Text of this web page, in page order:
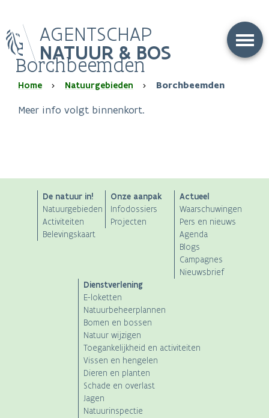
en
naar
inhoud
gaan
AGENTSCHAP
NATUUR & BOS
Borchbeemden
Kruimelpad
Home Natuurgebieden Borchbeemden
Meer info volgt binnenkort.
ANB
Main
navigation
De natuur in!
Natuurgebieden
Activiteiten
Belevingskaart
Onze aanpak
Infodossiers
Projecten
Actueel
Waarschuwingen
Pers en nieuws
Agenda
Blogs
Campagnes
Nieuwsbrief
Dienstverlening
E-loketten
Natuurbeheerplannen
Bomen en bossen
Natuur wijzigen
Toegankelijkheid en activiteiten
Vissen en hengelen
Dieren en planten
Schade en overlast
Jagen
Natuurinspectie